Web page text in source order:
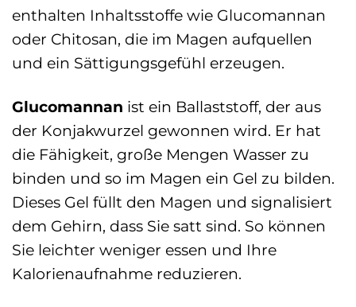
enthalten Inhaltsstoffe wie Glucomannan
oder Chitosan, die im Magen aufquellen
und ein Sättigungsgefühl erzeugen.
Glucomannan ist ein Ballaststoff, der aus
der Konjakwurzel gewonnen wird. Er hat
die Fähigkeit, große Mengen Wasser zu
binden und so im Magen ein Gel zu bilden.
Dieses Gel füllt den Magen und signalisiert
dem Gehirn, dass Sie satt sind. So können
Sie leichter weniger essen und Ihre
Kalorienaufnahme reduzieren.